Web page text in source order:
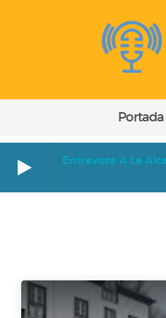
Portada
Entrevista A La
Cara a cara.